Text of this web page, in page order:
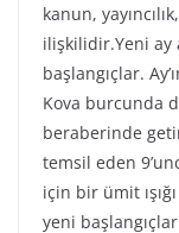
kanun,
ilişkilidir.Yeni
başlangıçlar.
Kova burcunda
beraberinde
temsil eden
için bir ümit
yeni